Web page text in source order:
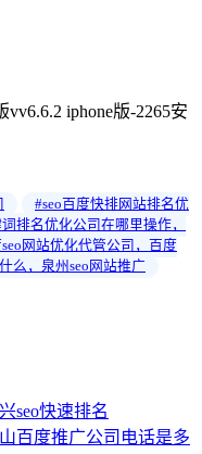
vv6.6.2 iphone版-2265安
#seo百度快排网站排名优
排名优化公司在哪里操作，
网站优化代管公司，百度
么，泉州seo网站推广
seo快速排名
百度推广公司电话是多